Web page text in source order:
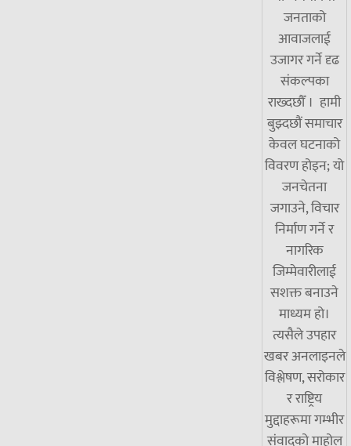
जनताको
आवाजलाई
उजागर गर्ने दृढ
संकल्पका
राख्दछौँ । हामी
बुझ्दछौं समाचार
केवल घटनाको
विवरण होइन; यो
जनचेतना
जगाउने, विचार
निर्माण गर्ने र
नागरिक
जिम्मेवारीलाई
सशक्त बनाउने
माध्यम हो।
त्यसैले उपहार
खबर अनलाइनले
विश्लेषण, सरोकार
र राष्ट्रिय
मुद्दाहरूमा गम्भीर
संवादको माहोल